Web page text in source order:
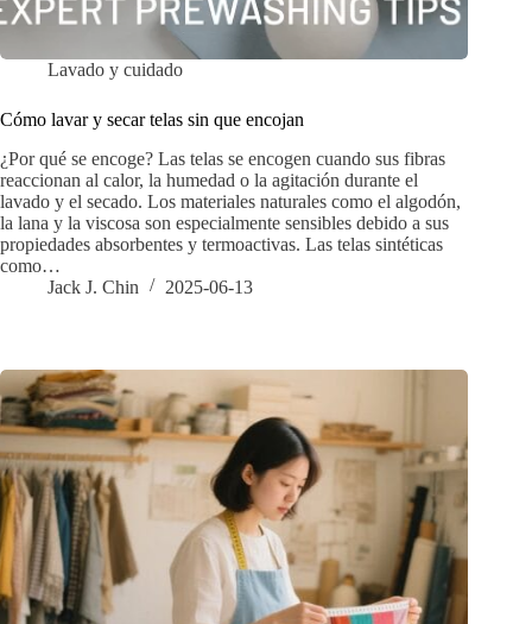
Lavado y cuidado
Cómo lavar y secar telas sin que encojan
¿Por qué se encoge? Las telas se encogen cuando sus fibras
reaccionan al calor, la humedad o la agitación durante el
lavado y el secado. Los materiales naturales como el algodón,
la lana y la viscosa son especialmente sensibles debido a sus
propiedades absorbentes y termoactivas. Las telas sintéticas
como…
Jack J. Chin
2025-06-13